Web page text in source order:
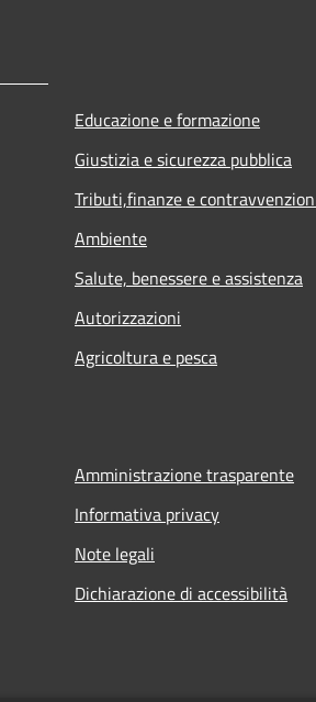
Educazione e formazione
Giustizia e sicurezza pubblica
Tributi,finanze e
Ambiente
Salute, benessere e assistenza
Autorizzazioni
Agricoltura e pesca
Amministrazione trasparente
Informativa privacy
Note legali
Dichiarazione di accessibilità